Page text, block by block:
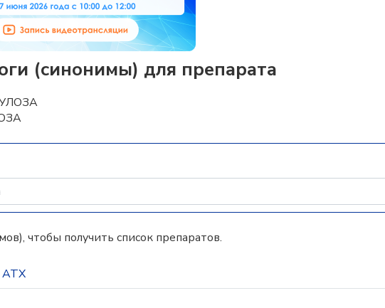
(синонимы) для препарата
чтобы получить список препаратов.
АТХ